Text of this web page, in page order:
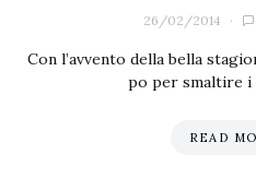
26/02/2014
Con l’avvento della bella
po per smaltire
READ